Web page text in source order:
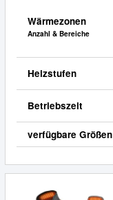
Wärmezonen
Anzahl & Bereiche
Heizstufen
Betriebszeit
verfügbare Größen